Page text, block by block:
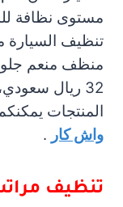
مستوى نظافة
تنظيف
منظف منعم جلود
32 ريال
المنتجات
واش كار .
تنظيف